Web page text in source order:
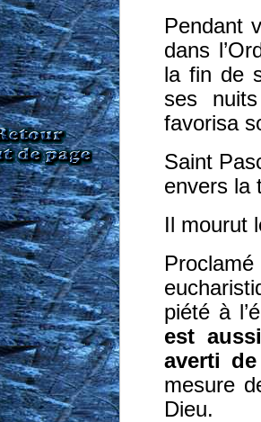
Pendant
dans
la fin de
ses
favorisa
Saint
envers la
Il mourut
piété à
est
averti
mesure
Dieu.